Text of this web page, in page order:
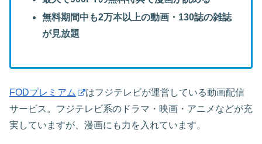
無料期間中も2万本以上の動画・130誌の雑誌
が見放題
FODプレミアム
はフジテレビが運営している動画配信
サービス。フジテレビ系のドラマ・映画・アニメなどが充
実していますが、漫画にも力を入れています。